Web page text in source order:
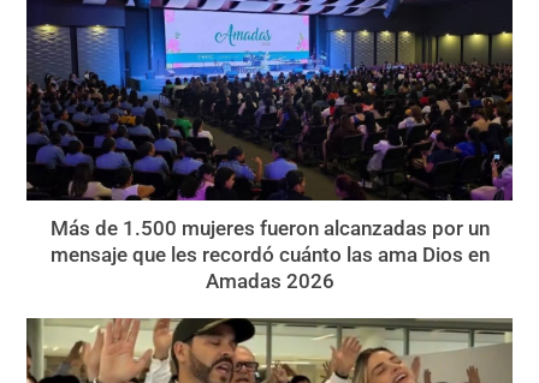
Más de 1.500 mujeres fueron alcanzadas por un
mensaje que les recordó cuánto las ama Dios en
Amadas 2026